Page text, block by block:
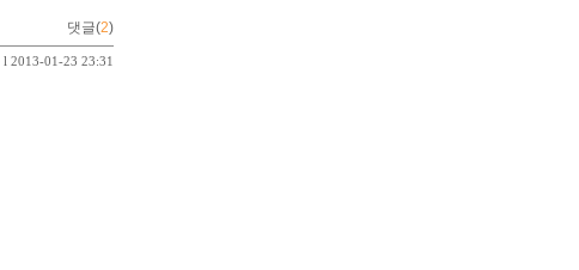
댓글(2)
l 2013-01-23 23:31